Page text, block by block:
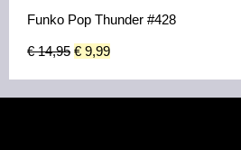
Funko Pop Thunder #428
€14,95 € 9,99